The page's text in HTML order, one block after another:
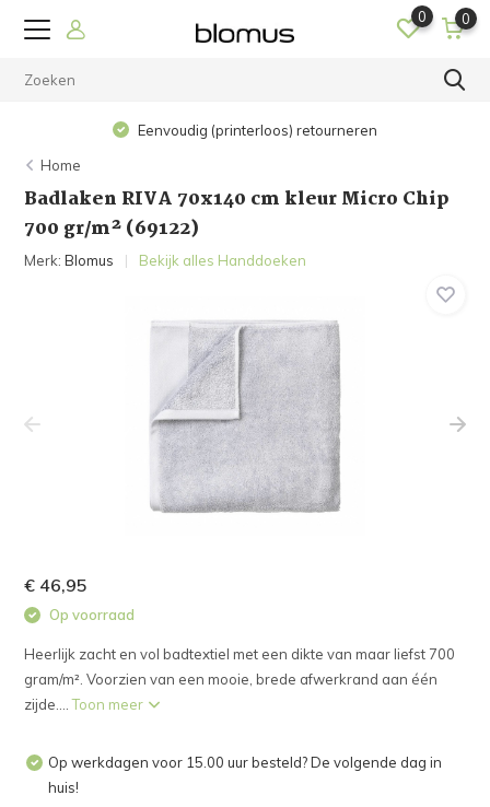
0 0
Eenvoudig (printerloos) retourneren
Home
Badlaken RIVA 70x140 cm kleur Micro Chip
700 gr/m² (69122)
Merk:Blomus Bekijk alles Handdoeken
€ 46,95
Op voorraad
Heerlijk zacht en vol badtextiel met een dikte van maar liefst 700
gram/m². Voorzien van een mooie, brede afwerkrand aan één
zijde....Toon meer
Op werkdagen voor 15.00 uur besteld? De volgende dag in
huis!